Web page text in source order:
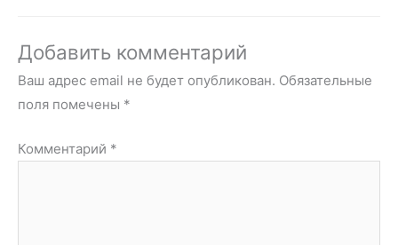
Добавить комментарий
Ваш адрес email не будет опубликован. Обязательные
поля помечены *
Комментарий *